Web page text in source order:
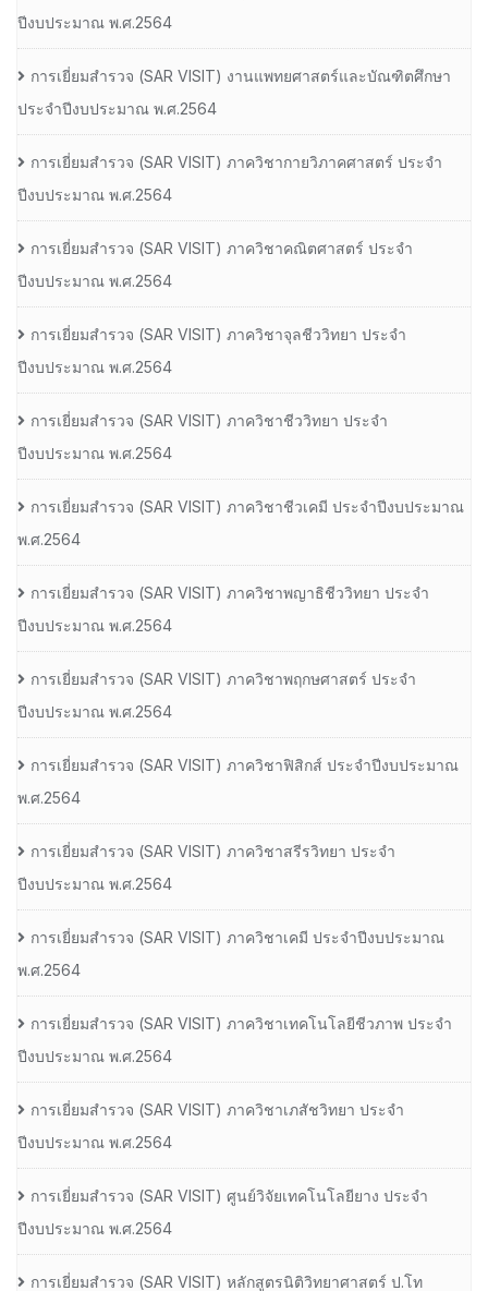
ปีงบประมาณ พ.ศ.2564
การเยี่ยมสํารวจ (SAR VISIT) งานแพทยศาสตร์และบัณฑิตศึกษา
ประจําปีงบประมาณ พ.ศ.2564
การเยี่ยมสํารวจ (SAR VISIT) ภาควิชากายวิภาคศาสตร์ ประจํา
ปีงบประมาณ พ.ศ.2564
การเยี่ยมสํารวจ (SAR VISIT) ภาควิชาคณิตศาสตร์ ประจํา
ปีงบประมาณ พ.ศ.2564
การเยี่ยมสํารวจ (SAR VISIT) ภาควิชาจุลชีววิทยา ประจํา
ปีงบประมาณ พ.ศ.2564
การเยี่ยมสํารวจ (SAR VISIT) ภาควิชาชีววิทยา ประจํา
ปีงบประมาณ พ.ศ.2564
การเยี่ยมสํารวจ (SAR VISIT) ภาควิชาชีวเคมี ประจําปีงบประมาณ
พ.ศ.2564
การเยี่ยมสํารวจ (SAR VISIT) ภาควิชาพญาธิชีววิทยา ประจํา
ปีงบประมาณ พ.ศ.2564
การเยี่ยมสํารวจ (SAR VISIT) ภาควิชาพฤกษศาสตร์ ประจํา
ปีงบประมาณ พ.ศ.2564
การเยี่ยมสํารวจ (SAR VISIT) ภาควิชาฟิสิกส์ ประจําปีงบประมาณ
พ.ศ.2564
การเยี่ยมสํารวจ (SAR VISIT) ภาควิชาสรีรวิทยา ประจํา
ปีงบประมาณ พ.ศ.2564
การเยี่ยมสํารวจ (SAR VISIT) ภาควิชาเคมี ประจําปีงบประมาณ
พ.ศ.2564
การเยี่ยมสํารวจ (SAR VISIT) ภาควิชาเทคโนโลยีชีวภาพ ประจํา
ปีงบประมาณ พ.ศ.2564
การเยี่ยมสํารวจ (SAR VISIT) ภาควิชาเภสัชวิทยา ประจํา
ปีงบประมาณ พ.ศ.2564
การเยี่ยมสํารวจ (SAR VISIT) ศูนย์วิจัยเทคโนโลยียาง ประจํา
ปีงบประมาณ พ.ศ.2564
การเยี่ยมสํารวจ (SAR VISIT) หลักสูตรนิติวิทยาศาสตร์ ป.โท